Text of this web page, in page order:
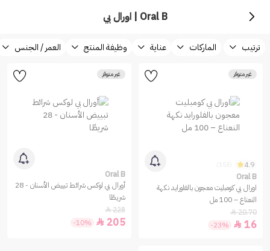
Oral B | اورال بي
ترتيب الماركات عناية وظيفة المنتج العمر / الجنس
غير متوفر
4.9
Oral B
اورال بي كومبليت معجون بالفلورايد نكهة
النعناع – 100 مل
20.70

16

-23%
غير متوفر
Oral B
أورال بي لوكس شرائط تبييض الأسنان - 28
شريطًا
228

205

-10%